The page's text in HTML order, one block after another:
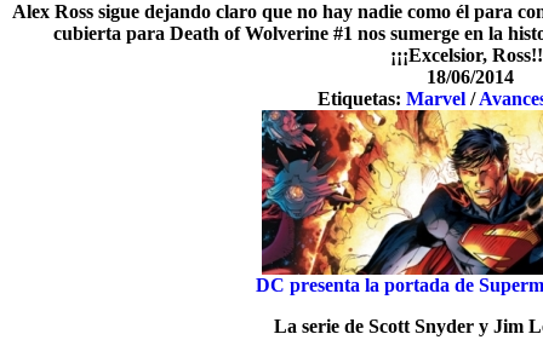
Alex Ross sigue dejando claro que no hay nadie como él para
cubierta para Death of Wolverine #1 nos sumerge en la
¡¡¡Excelsior,
18/06/2014
Etiquetas: Marvel /
DC presenta la portada de
La serie de Scott Snyder y Jim